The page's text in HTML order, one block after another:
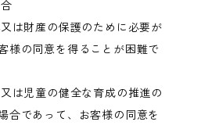
は財産の保護のために必要が
様の同意を得ることが困難で
は児童の健全な育成の推進の
合であって、お客様の同意を